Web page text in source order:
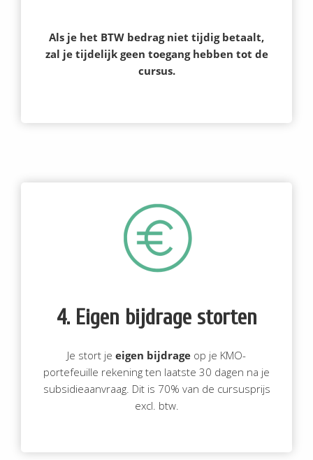
Als je het BTW bedrag niet tijdig betaalt,
zal je tijdelijk geen toegang hebben tot de
cursus.
4. Eigen bijdrage storten
Je stort je eigen bijdrage op je KMO-
portefeuille rekening ten laatste 30 dagen na je
subsidieaanvraag. Dit is 70% van de cursusprijs
excl. btw.